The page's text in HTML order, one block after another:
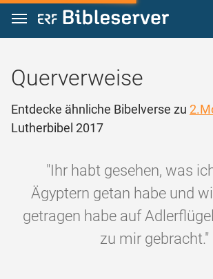
Zum Inhalt springen
Querverweise
Entdecke ähnliche Bibelverse zu
Lutherbibel 2017
"Ihr habt gesehen, was
Ägyptern getan habe und
getragen habe auf
zu mir gebracht."